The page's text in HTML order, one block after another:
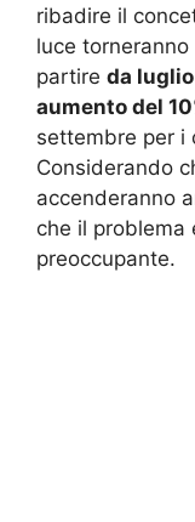
ribadire il
luce
partire da
aumento del
settembre per i
Considerando
accenderanno
che il problema
preoccupante.